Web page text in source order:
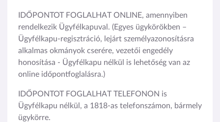
IDŐPONTOT FOGLALHAT ONLINE, amennyiben
rendelkezik Ügyfélkapuval. (Egyes ügykörökben –
Ügyfélkapu-regisztráció, lejárt személyazonosításra
alkalmas okmányok cserére, vezetői engedély
honosítása - Ügyfélkapu nélkül is lehetőség van az
online időpontfoglalásra.)
IDŐPONTOT FOGLALHAT TELEFONON is
Ügyfélkapu nélkül, a 1818-as telefonszámon, bármely
ügykörre.